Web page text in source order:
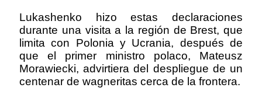
Lukashenko hizo estas declaraciones
durante una visita a la región de Brest, que
limita con Polonia y Ucrania, después de
que el primer ministro polaco, Mateusz
Morawiecki, advirtiera del despliegue de un
centenar de wagneritas cerca de la frontera.